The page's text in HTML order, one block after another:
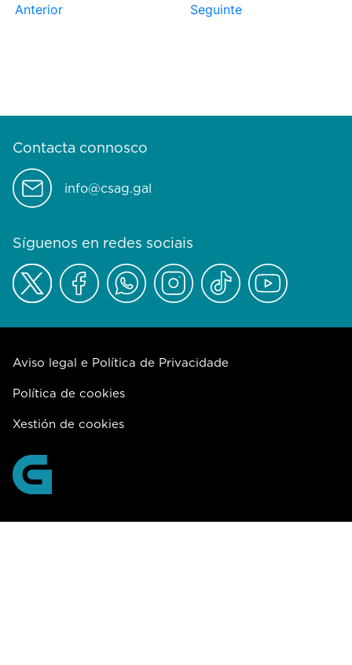
Anterior Seguinte
Contacta connosco
info@csag.gal
Síguenos en redes sociais
Aviso legal e Política de Privacidade
Política de cookies
Xestión de cookies